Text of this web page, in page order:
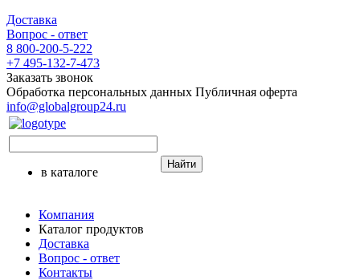
Доставка
Вопрос - ответ
8 800-200-5-222
+7 495-132-7-473
Заказать звонок
Обработка персональных данных Публичная оферта
info@globalgroup24.ru
в каталоге
Найти
Компания
Каталог продуктов
Доставка
Вопрос - ответ
Контакты